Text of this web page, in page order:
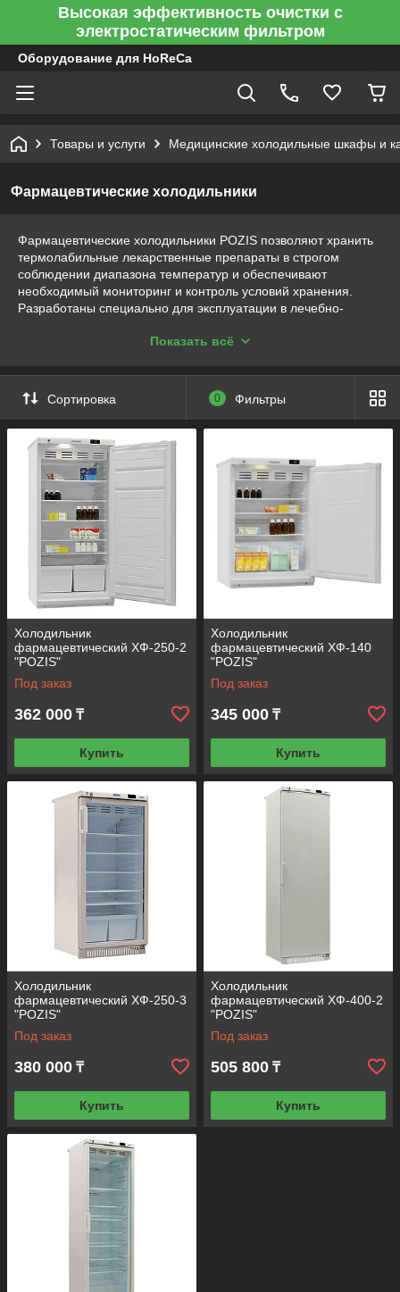
Высокая эффективность очистки с
электростатическим фильтром
Оборудование для HoReCa
Товары и услуги Медицинские холодильные шкафы и
Фармацевтические холодильники
Фармацевтические холодильники POZIS позволяют хранить
термолабильные лекарственные препараты в строгом
соблюдении диапазона температур и обеспечивают
необходимый мониторинг и контроль условий хранения.
Разработаны специально для эксплуатации в лечебно-
аптеках, лабораториях.Показать всё
Сортировка 0 Фильтры
Холодильник
фармацевтический ХФ-250-2
"POZIS"
Под заказ
362 000 ₸
Купить
Холодильник
фармацевтический ХФ-140
"POZIS"
Под заказ
345 000 ₸
Купить
Холодильник
фармацевтический ХФ-250-3
"POZIS"
Под заказ
380 000 ₸
Купить
Холодильник
фармацевтический ХФ-400-2
"POZIS"
Под заказ
505 800 ₸
Купить